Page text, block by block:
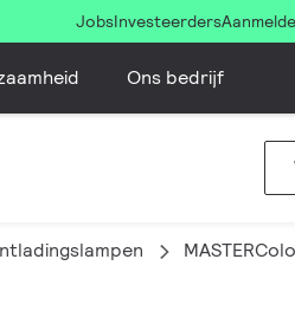
JobsInvesteerders
Ons bedrijf